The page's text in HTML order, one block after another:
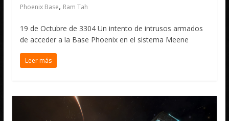
Phoenix Base, Ram Tah
19 de Octubre de 3304 Un intento de intrusos armados
de acceder a la Base Phoenix en el sistema Meene
Leer más